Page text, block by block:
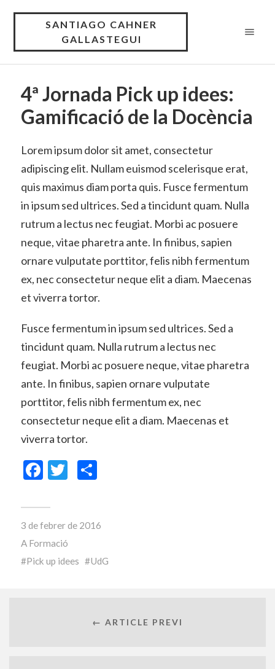
SANTIAGO CAHNER
GALLASTEGUI
4ª Jornada Pick up idees:
Gamificació de la Docència
Lorem ipsum dolor sit amet, consectetur
adipiscing elit. Nullam euismod scelerisque erat,
quis maximus diam porta quis. Fusce fermentum
in ipsum sed ultrices. Sed a tincidunt quam. Nulla
rutrum a lectus nec feugiat. Morbi ac posuere
neque, vitae pharetra ante. In finibus, sapien
ornare vulputate porttitor, felis nibh fermentum
ex, nec consectetur neque elit a diam. Maecenas
et viverra tortor.
Fusce fermentum in ipsum sed ultrices. Sed a
tincidunt quam. Nulla rutrum a lectus nec
feugiat. Morbi ac posuere neque, vitae pharetra
ante. In finibus, sapien ornare vulputate
porttitor, felis nibh fermentum ex, nec
consectetur neque elit a diam. Maecenas et
viverra tortor.
Facebook
TwitterComparteix
3 de febrer de 2016
A Formació
Pick up idees
UdG
← ARTICLE PREVI